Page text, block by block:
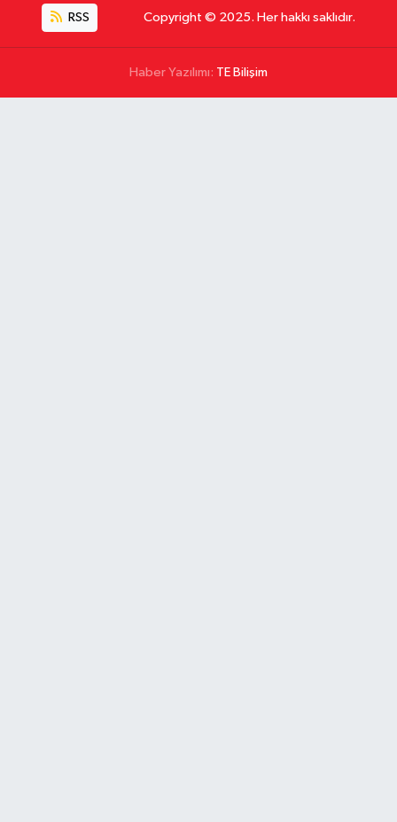
RSS Copyright © 2025. Her hakkı saklıdır.
Haber Yazılımı: TE Bilişim